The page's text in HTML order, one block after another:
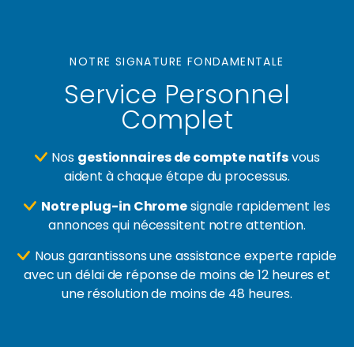
NOTRE SIGNATURE FONDAMENTALE
Service Personnel
Complet
Nos gestionnaires de compte natifsvous
aident à chaque étape du processus.
Notre plug-in Chromesignale rapidement les
annonces qui nécessitent notre attention.
Nous garantissons une assistance experte rapide
avec un délai de réponse de moins de 12 heures et
une résolution de moins de 48 heures.